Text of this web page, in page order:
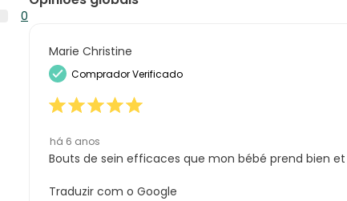
estrelas.
4
análise
com
estrelas.
0
análise
estrelas.
0
análise
estrela.
Marie Christine
Comprador Verificado
há 6 anos
Bouts de sein efficaces que mon bébé prend bien
Traduzir com o Google